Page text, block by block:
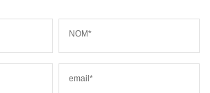
NOM*
email*